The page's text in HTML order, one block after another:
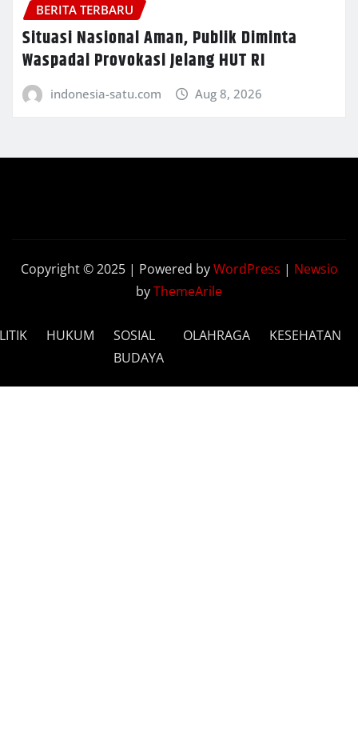
BERITA TERBARU
Situasi Nasional Aman, Publik Diminta
Waspadai Provokasi Jelang HUT RI
indonesia-satu.com Aug 8, 2026
Copyright © 2025 | Powered byWordPress | Newsio
byThemeArile
HUKUM
SOSIAL
BUDAYA
OLAHRAGA KESEHATAN